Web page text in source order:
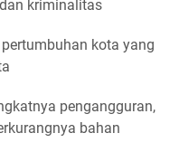
kriminalitas
kota yang
pengangguran,
bahan